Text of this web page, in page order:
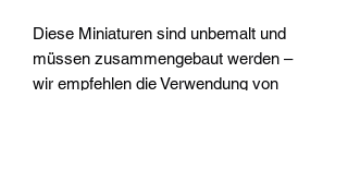
Diese Miniaturen sind unbemalt und
müssen zusammengebaut werden –
wir empfehlen die Verwendung von